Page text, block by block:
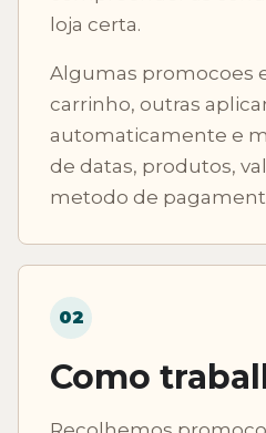
loja certa.
Algumas promocoes
carrinho, outras
automaticamente e
de datas, produtos,
metodo de
02
Como